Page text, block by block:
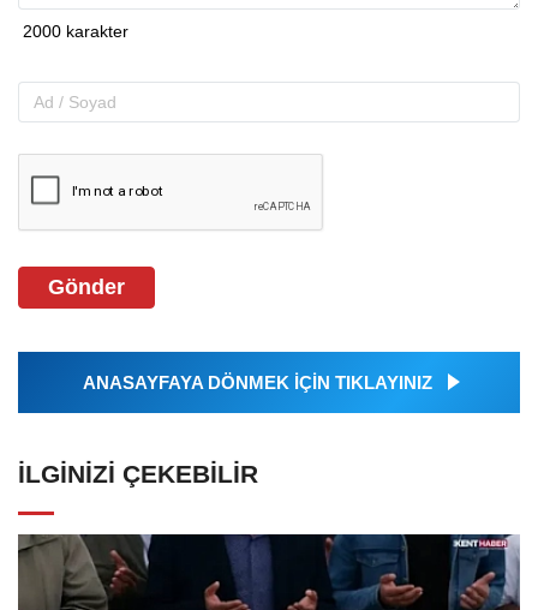
Gönder
ANASAYFAYA DÖNMEK İÇİN TIKLAYINIZ
İLGINIZI ÇEKEBILIR